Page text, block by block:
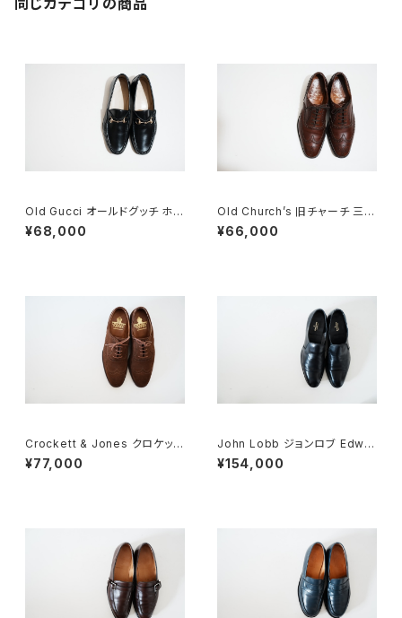
同じカテゴリの商品
Old Gucci オールドグッチ ホー
スビットローファー 41.5E Blac
k
¥68,000
Old Church’s 旧チャーチ 三都
市 Chetwynd 85D
¥66,000
Crockett & Jones クロケット
&ジョーンズ フルブローグ スエ
ード 7E
¥77,000
John Lobb ジョンロブ Edwar
d 7E
¥154,000